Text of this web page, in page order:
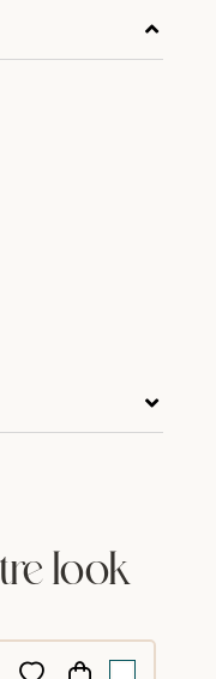
14/05/22
look